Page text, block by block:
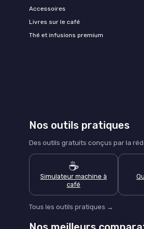
Accessoires
Livres sur le café
Thé et infusions premium
Nos outils pratiques
Des outils gratuits conçus par la
☕
Simulateur machine à
café
Tous les outils pratiques →